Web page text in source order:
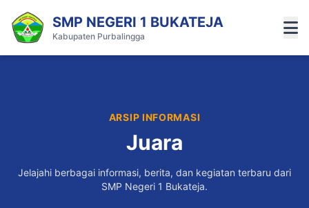
SMP NEGERI 1 BUKATEJA
Kabupaten Purbalingga
ARSIP INFORMASI
Juara
Jelajahi berbagai informasi, berita, dan kegiatan terbaru dari
SMP Negeri 1 Bukateja.